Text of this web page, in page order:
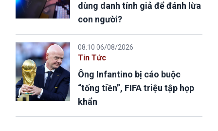
dùng danh tính giả để đánh lừa
con người?
08:10 06/08/2026
Tin Tức
Ông Infantino bị cáo buộc
“tống tiền”, FIFA triệu tập họp
khẩn